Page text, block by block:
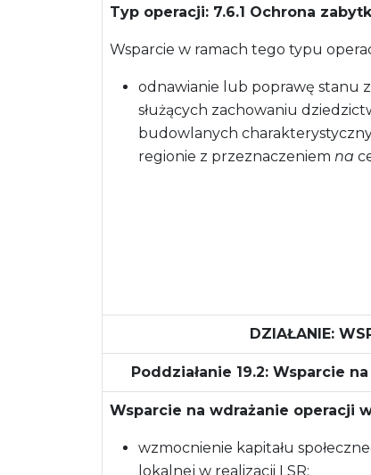
Typ operacji: 7.6.1 Ochrona
Wsparcie w ramach tego typu
odnawianie lub poprawę stanu
służących zachowaniu
budowlanych
regionie z przeznaczeniem na
DZIAŁANIE:
Poddziałanie 19.2: Wsparcie
Wsparcie na wdrażanie operacji
wzmocnienie kapitału
lokalnej w realizacji LSR;